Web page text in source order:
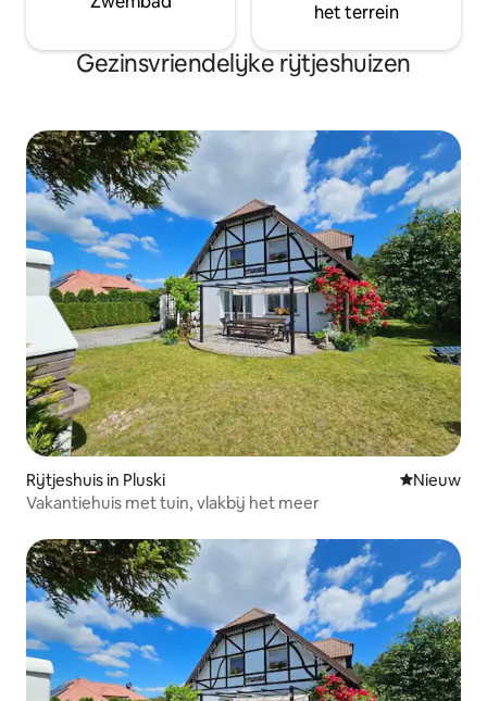
het terrein
Gezinsvriendelijke rijtjeshuizen
Rijtjeshuis in Pluski Nieuwe
Nieuw
Vakantiehuis met tuin, vlakbij het meer